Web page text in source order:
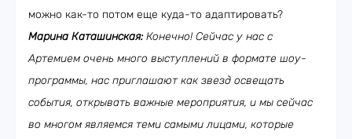
можно как-то потом еще куда-то адаптировать?
Марина Каташинская:Конечно! Сейчас у нас с
Артемием очень много выступлений в формате шоу-
программы, нас приглашают как звезд освещать
события, открывать важные мероприятия, и мы сейчас
во многом являемся теми самыми лицами, которые